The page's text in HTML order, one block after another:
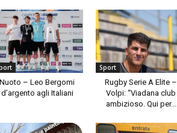
Nuoto – Leo Bergomi
d’argento agli Italiani
Sport
Rugby Serie A Elite –
Volpi: “Viadana club
ambizioso. Qui per...